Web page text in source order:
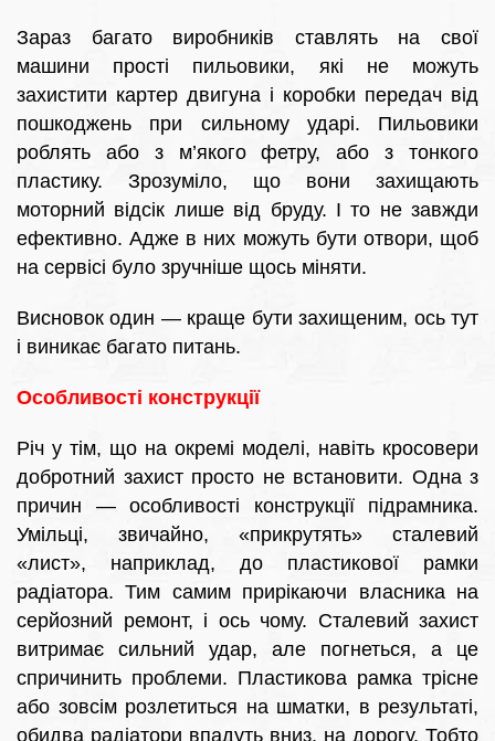
Зараз багато виробників ставлять на свої
машини прості пильовики, які не можуть
захистити картер двигуна і коробки передач від
пошкоджень при сильному ударі. Пильовики
роблять або з м’якого фетру, або з тонкого
пластику. Зрозуміло, що вони захищають
моторний відсік лише від бруду. І то не завжди
ефективно. Адже в них можуть бути отвори, щоб
на сервісі було зручніше щось міняти.
Висновок один — краще бути захищеним, ось тут
і виникає багато питань.
Особливості конструкції
Річ у тім, що на окремі моделі, навіть кросовери
добротний захист просто не встановити. Одна з
причин — особливості конструкції підрамника.
Умільці, звичайно, «прикрутять» сталевий
«лист», наприклад, до пластикової рамки
радіатора. Тим самим прирікаючи власника на
серйозний ремонт, і ось чому. Сталевий захист
витримає сильний удар, але погнеться, а це
спричинить проблеми. Пластикова рамка трісне
або зовсім розлетиться на шматки, в результаті,
обидва радіатори впадуть вниз, на дорогу. Тобто